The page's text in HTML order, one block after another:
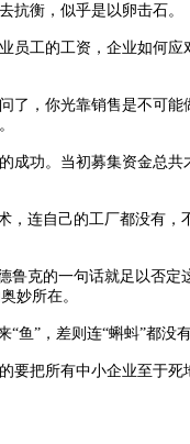
衡，似乎是以卵击石。
工的工资，企业如何应
，你光靠销售是不可能
功。当初募集资金总共
连自己的工厂都没有，
克的一句话就足以否定
妙所在。
”，差则连“蝌蚪”都没有
把所有中小企业至于死